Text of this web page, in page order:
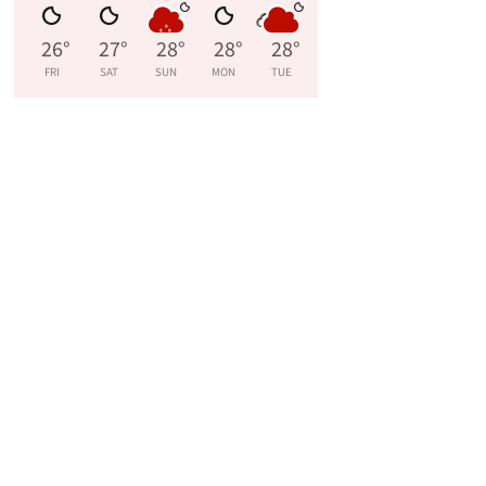
26°
FRI
27°
SAT
28°
SUN
28°
MON
28°
TUE